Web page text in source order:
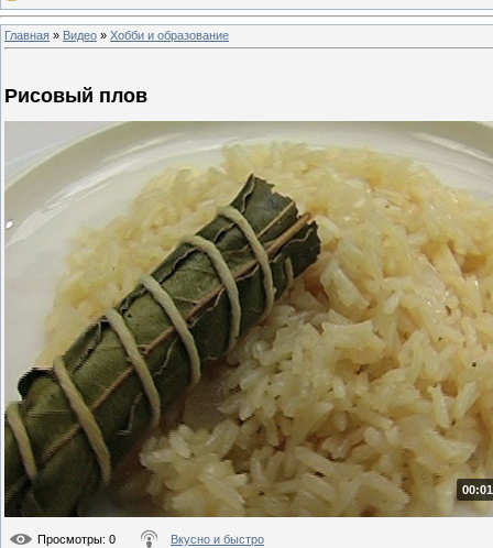
Главная » Видео » Хобби и образование
Рисовый плов
Просмотры: 0 Вкусно и быстро